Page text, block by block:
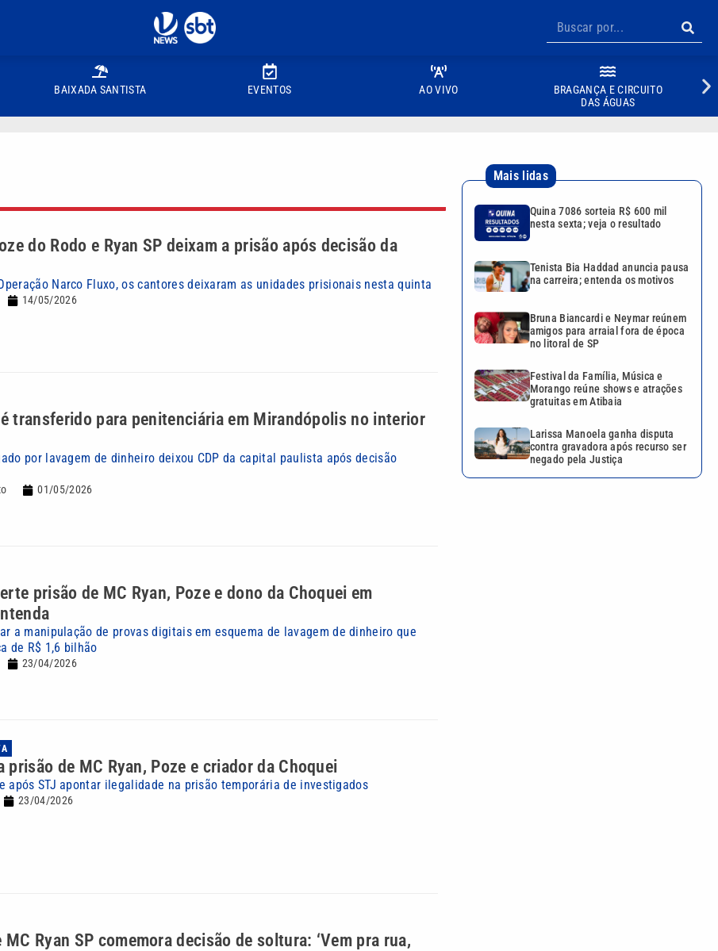
BAIXADA SANTISTA EVENTOS AO VIVO
BRAGANÇA E CIRCUITO
DAS ÁGUAS
do Rodo e Ryan SP deixam a prisão após decisão da
Narco Fluxo, os cantores deixaram as unidades prisionais nesta quinta
14/05/2026
é transferido para penitenciária em Mirandópolis no interior
por lavagem de dinheiro deixou CDP da capital paulista após decisão
01/05/2026
prisão de MC Ryan, Poze e dono da Choquei em
a manipulação de provas digitais em esquema de lavagem de dinheiro que
de R$ 1,6 bilhão
23/04/2026
prisão de MC Ryan, Poze e criador da Choquei
após STJ apontar ilegalidade na prisão temporária de investigados
23/04/2026
Ryan SP comemora decisão de soltura: ‘Vem pra rua,
Mais lidas
Quina 7086 sorteia R$ 600 mil
nesta sexta; veja o resultado
Tenista Bia Haddad anuncia pausa
na carreira; entenda os motivos
Bruna Biancardi e Neymar reúnem
amigos para arraial fora de época
no litoral de SP
Festival da Família, Música e
Morango reúne shows e atrações
gratuitas em Atibaia
Larissa Manoela ganha disputa
contra gravadora após recurso ser
negado pela Justiça